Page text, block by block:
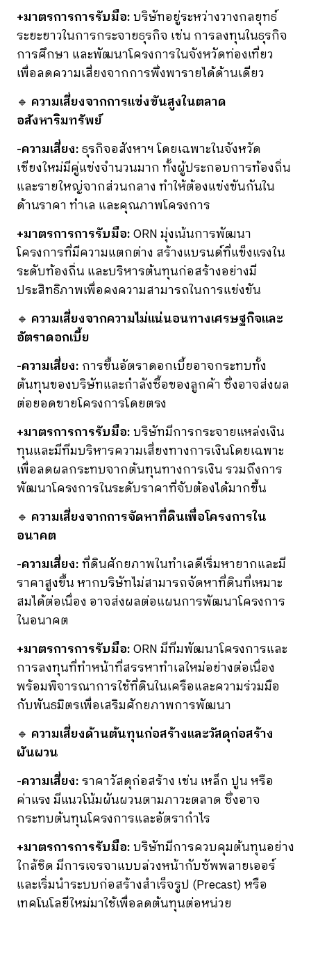
+มาตรการการรับมือ:บริษัทอยู่ระหว่างวางกลยุทธ์
ระยะยาวในการกระจายธุรกิจ เช่น การลงทุนในธุรกิจ
การศึกษา และพัฒนาโครงการในจังหวัดท่องเที่ยว
เพื่อลดความเสี่ยงจากการพึ่งพารายได้ด้านเดียว
🔹 ความเสี่ยงจากการแข่งขันสูงในตลาด
อสังหาริมทรัพย์
-ความเสี่ยง:ธุรกิจอสังหาฯ โดยเฉพาะในจังหวัด
เชียงใหม่มีคู่แข่งจำนวนมาก ทั้งผู้ประกอบการท้องถิ่น
และรายใหญ่จากส่วนกลาง ทำให้ต้องแข่งขันกันใน
ด้านราคา ทำเล และคุณภาพโครงการ
+มาตรการการรับมือ:ORN มุ่งเน้นการพัฒนา
โครงการที่มีความแตกต่าง สร้างแบรนด์ที่แข็งแรงใน
ระดับท้องถิ่น และบริหารต้นทุนก่อสร้างอย่างมี
ประสิทธิภาพเพื่อคงความสามารถในการแข่งขัน
🔹 ความเสี่ยงจากความไม่แน่นอนทางเศรษฐกิจและ
อัตราดอกเบี้ย
-ความเสี่ยง: การขึ้นอัตราดอกเบี้ยอาจกระทบทั้ง
ต้นทุนของบริษัทและกำลังซื้อของลูกค้า ซึ่งอาจส่งผล
ต่อยอดขายโครงการโดยตรง
+มาตรการการรับมือ:บริษัทมีการกระจายแหล่งเงิน
ทุนและมีทีมบริหารความเสี่ยงทางการเงินโดยเฉพาะ
เพื่อลดผลกระทบจากต้นทุนทางการเงิน รวมถึงการ
พัฒนาโครงการในระดับราคาที่จับต้องได้มากขึ้น
🔹 ความเสี่ยงจากการจัดหาที่ดินเพื่อโครงการใน
อนาคต
-ความเสี่ยง:ที่ดินศักยภาพในทำเลดีเริ่มหายากและมี
ราคาสูงขึ้น หากบริษัทไม่สามารถจัดหาที่ดินที่เหมาะ
สมได้ต่อเนื่อง อาจส่งผลต่อแผนการพัฒนาโครงการ
ในอนาคต
+มาตรการการรับมือ:ORN มีทีมพัฒนาโครงการและ
การลงทุนที่ทำหน้าที่สรรหาทำเลใหม่อย่างต่อเนื่อง
พร้อมพิจารณาการใช้ที่ดินในเครือและความร่วมมือ
กับพันธมิตรเพื่อเสริมศักยภาพการพัฒนา
🔹 ความเสี่ยงด้านต้นทุนก่อสร้างและวัสดุก่อสร้าง
ผันผวน
-ความเสี่ยง:ราคาวัสดุก่อสร้าง เช่น เหล็ก ปูน หรือ
ค่าแรง มีแนวโน้มผันผวนตามภาวะตลาด ซึ่งอาจ
กระทบต้นทุนโครงการและอัตรากำไร
+มาตรการการรับมือ:บริษัทมีการควบคุมต้นทุนอย่าง
ใกล้ชิด มีการเจรจาแบบล่วงหน้ากับซัพพลายเออร์
และเริ่มนำระบบก่อสร้างสำเร็จรูป (Precast) หรือ
เทคโนโลยีใหม่มาใช้เพื่อลดต้นทุนต่อหน่วย